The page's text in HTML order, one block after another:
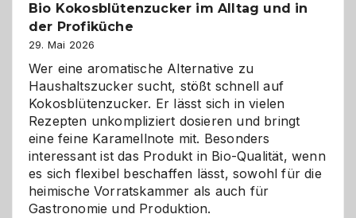
eigenen
Bio Kokosblütenzucker im Alltag und in
der Profiküche
29. Mai 2026
Wer eine aromatische Alternative zu
Haushaltszucker sucht, stößt schnell auf
Kokosblütenzucker. Er lässt sich in vielen
Rezepten unkompliziert dosieren und bringt
eine feine Karamellnote mit. Besonders
interessant ist das Produkt in Bio-Qualität, wenn
es sich flexibel beschaffen lässt, sowohl für die
heimische Vorratskammer als auch für
Gastronomie und Produktion.